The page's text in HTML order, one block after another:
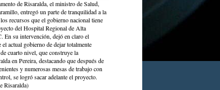
de Risaralda, el ministro de Salud,
entregó un parte de tranquilidad a la
recursos que el gobierno nacional tiene
del Hospital Regional de Alta
En su intervención, dejó en claro el
actual gobierno de dejar totalmente
cuarto nivel, que construye la
en Pereira, destacando que después de
y numerosas mesas de trabajo con
se logró sacar adelante el proyecto.
Risaralda)